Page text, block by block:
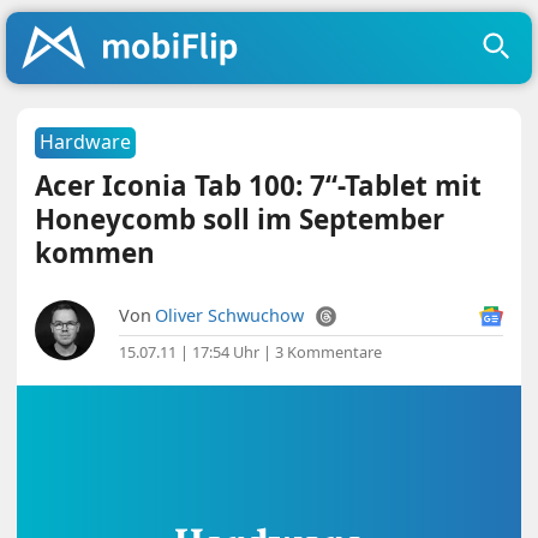
Hardware
Acer Iconia Tab 100: 7“-Tablet mit
Honeycomb soll im September
kommen
Von Oliver Schwuchow
15.07.11 | 17:54 Uhr |3 Kommentare